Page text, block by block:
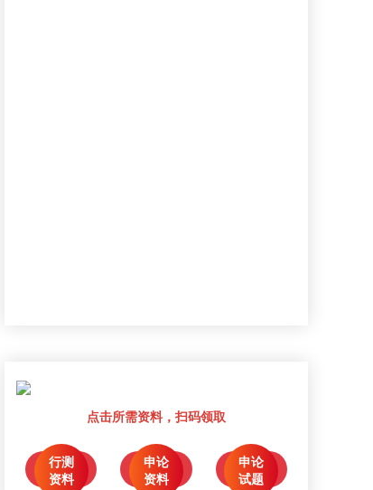
点击所需资料，扫码领取
行测
资料
点击领取
申论
资料
点击领取
申论
试题
点击领取